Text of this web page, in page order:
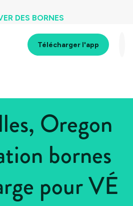
DES BORNES
Télécharger l'app
Oregon
bornes
pour VÉ
Unis > Oregon